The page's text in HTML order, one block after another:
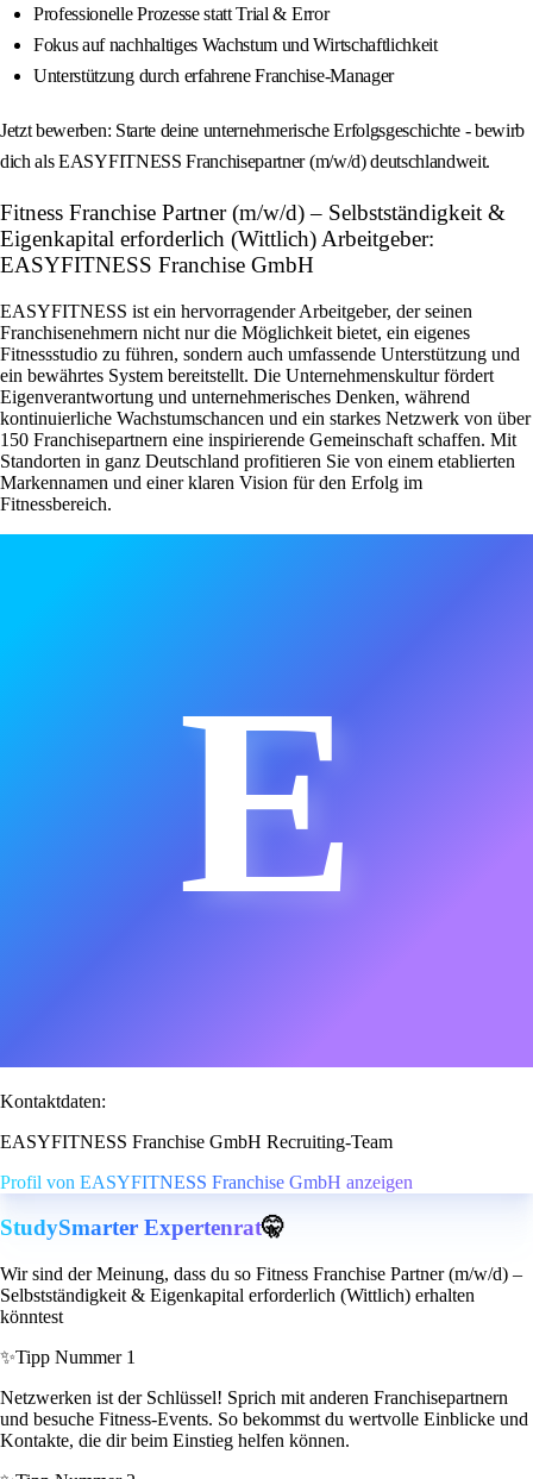
Professionelle Prozesse statt Trial & Error
Fokus auf nachhaltiges Wachstum und Wirtschaftlichkeit
Unterstützung durch erfahrene Franchise-Manager
Jetzt bewerben: Starte deine unternehmerische Erfolgsgeschichte - bewirb
dich als EASYFITNESS Franchisepartner (m/w/d) deutschlandweit.
Fitness Franchise Partner (m/w/d) – Selbstständigkeit &
Eigenkapital erforderlich (Wittlich) Arbeitgeber:
EASYFITNESS Franchise GmbH
EASYFITNESS ist ein hervorragender Arbeitgeber, der seinen
Franchisenehmern nicht nur die Möglichkeit bietet, ein eigenes
Fitnessstudio zu führen, sondern auch umfassende Unterstützung und
ein bewährtes System bereitstellt. Die Unternehmenskultur fördert
Eigenverantwortung und unternehmerisches Denken, während
kontinuierliche Wachstumschancen und ein starkes Netzwerk von über
150 Franchisepartnern eine inspirierende Gemeinschaft schaffen. Mit
Standorten in ganz Deutschland profitieren Sie von einem etablierten
Markennamen und einer klaren Vision für den Erfolg im
Fitnessbereich.
E
Kontaktdaten:
EASYFITNESS Franchise GmbH Recruiting-Team
Profil von EASYFITNESS Franchise GmbH anzeigen
StudySmarter Expertenrat🤫
Wir sind der Meinung, dass du so Fitness Franchise Partner (m/w/d) –
Selbstständigkeit & Eigenkapital erforderlich (Wittlich) erhalten
könntest
✨Tipp Nummer 1
Netzwerken ist der Schlüssel! Sprich mit anderen Franchisepartnern
und besuche Fitness-Events. So bekommst du wertvolle Einblicke und
Kontakte, die dir beim Einstieg helfen können.